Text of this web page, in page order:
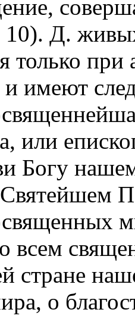
10). Д.
только
имеют
или
Богу
всем
стране
о